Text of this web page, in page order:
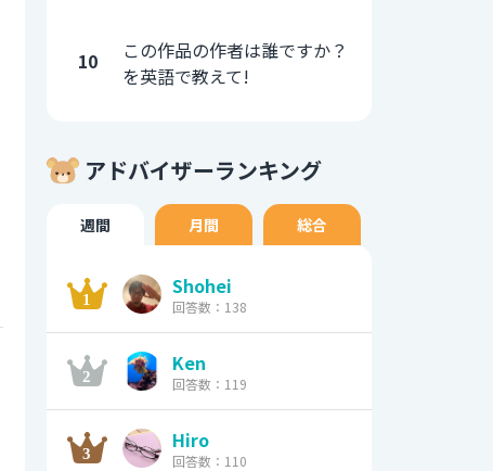
10
この作品の作者は誰ですか？
を英語で教えて!
アドバイザーランキング
週間 月間 総合
Shohei
回答数：138
Ken
回答数：119
Hiro
回答数：110